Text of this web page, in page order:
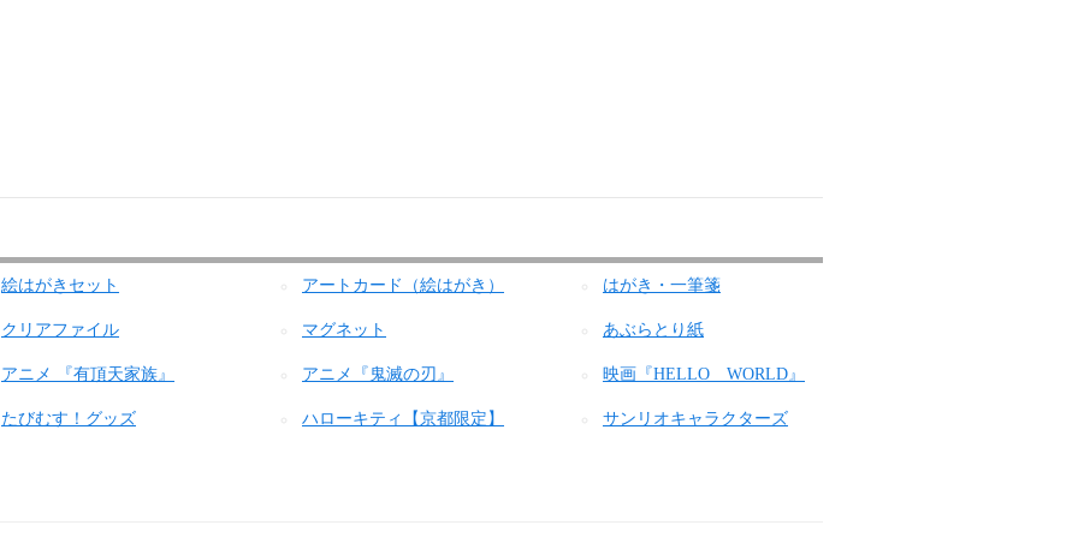
絵はがきセット アートカード（絵はがき） はがき・一筆箋
クリアファイル マグネット あぶらとり紙
アニメ 『有頂天家族』 アニメ『鬼滅の刃』 映画『HELLO WORLD』
たびむす！グッズ ハローキティ【京都限定】 サンリオキャラクターズ